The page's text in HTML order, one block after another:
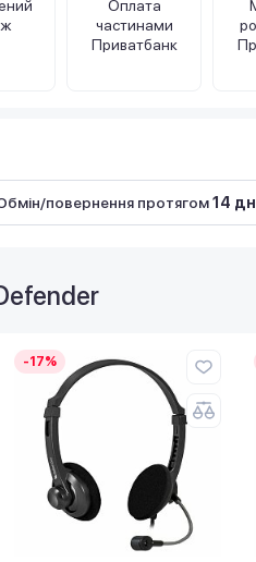
Оплата
частинами
Приватбанк
повернення протягом14
-17%